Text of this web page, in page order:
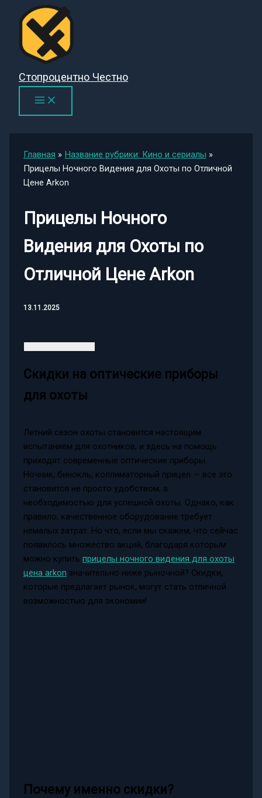
Перейти
содержимому
Стопроцентно Честно
Главная
Название рубрики: Кино и сериалы
Прицелы Ночного Видения для Охоты по Отличной
Цене Arkon
Прицелы Ночного
Видения для Охоты по
Отличной Цене Arkon
13.11.2025
Скидки на оптические приборы
для охоты
Летний сезон охоты становится настоящим
испытанием для охотников, и здесь на помощь
приходят современные оптические приборы.
Ночник, бинокль, коллиматорный прицел — все это
становится не просто удобством, а
необходимостью для успешной охоты. Однако, как
правило, качественное оборудование требует
немалых затрат. Но что, если мы скажем, что сейчас
появилось множество акций, благодаря которым
можно купить прицелы ночного видения для охоты
цена arkon значительно ниже рыночной? Скидки,
которые предлагает рынок, могут стать отличной
возможностью для экономии!
Почему именно скидки?